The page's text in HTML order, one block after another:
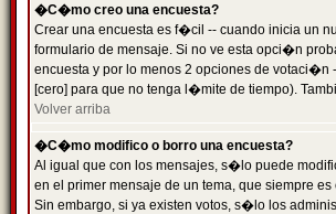
�C�mo creo una encuesta?
Crear una encuesta es f�cil -- cuando inicia un
formulario de mensaje. Si no ve esta opci�n
encuesta y por lo menos 2 opciones de
[cero] para que no tenga l�mite de tiempo).
Volver arriba
�C�mo modifico o borro una encuesta?
Al igual que con los mensajes, s�lo puede
en el primer mensaje de un tema, que siempre
Sin embargo, si ya existen votos, s�lo los